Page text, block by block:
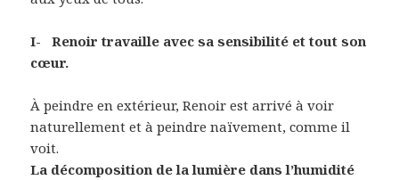
I- Renoir travaille avec sa sensibilité et tout son
cœur.
À peindre en extérieur, Renoir est arrivé à voir
naturellement et à peindre naïvement, comme il
voit.
La décomposition de la lumière dans l’humidité